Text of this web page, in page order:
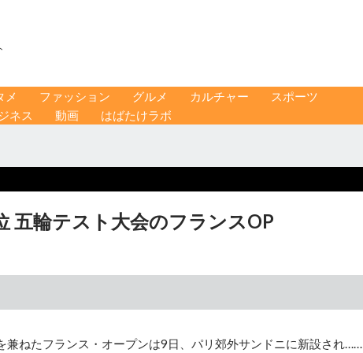
メ ファッション グルメ カルチャー
スポーツ
ネス 動画 はばたけラボ
五輪テスト大会のフランスOP
兼ねたフランス・オープンは9日、パリ郊外サンドニに新設され……